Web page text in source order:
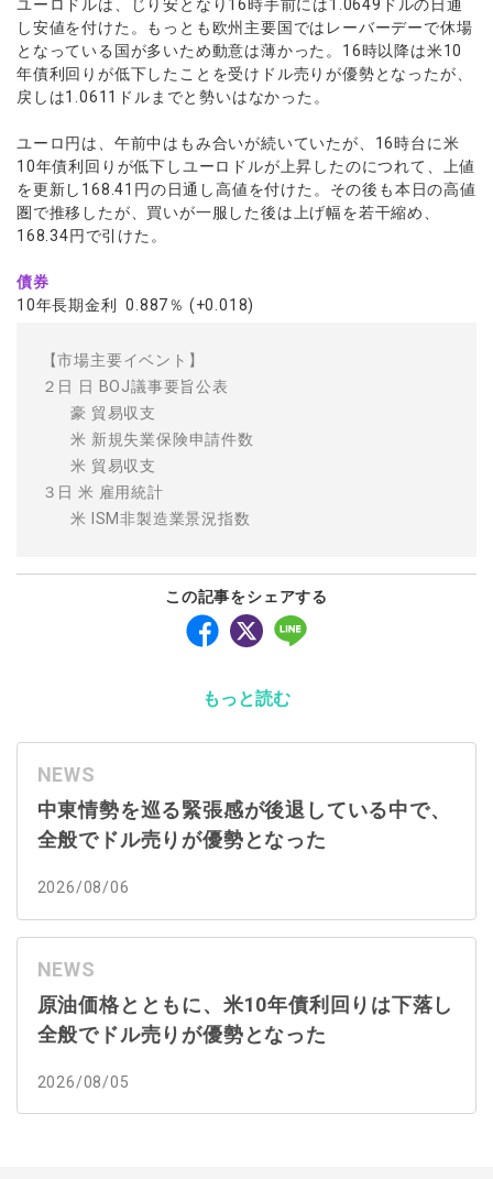
ユーロドルは、じり安となり16時手前には1.0649ドルの日通
し安値を付けた。もっとも欧州主要国ではレーバーデーで休場
となっている国が多いため動意は薄かった。16時以降は米10
年債利回りが低下したことを受けドル売りが優勢となったが、
戻しは1.0611ドルまでと勢いはなかった。
ユーロ円は、午前中はもみ合いが続いていたが、16時台に米
10年債利回りが低下しユーロドルが上昇したのにつれて、上値
を更新し168.41円の日通し高値を付けた。その後も本日の高値
圏で推移したが、買いが一服した後は上げ幅を若干縮め、
168.34円で引けた。
債券
10年長期金利 0.887％ (+0.018)
【市場主要イベント】
２日 日 BOJ議事要旨公表
豪 貿易収支
米 新規失業保険申請件数
米 貿易収支
３日 米 雇用統計
米 ISM非製造業景況指数
この記事をシェアする
もっと読む
NEWS
中東情勢を巡る緊張感が後退している中で、
全般でドル売りが優勢となった
2026/08/06
NEWS
原油価格とともに、米10年債利回りは下落し
全般でドル売りが優勢となった
2026/08/05